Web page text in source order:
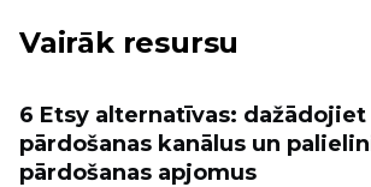
Vairāk resursu
6 Etsy alternatīvas: dažādojiet
pārdošanas kanālus un
pārdošanas apjomus